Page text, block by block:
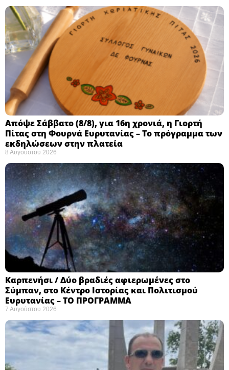
Απόψε Σάββατο (8/8), για 16η χρονιά, η Γιορτή
Πίτας στη Φουρνά Ευρυτανίας – Το πρόγραμμα των
εκδηλώσεων στην πλατεία
8 Αυγούστου 2026
Καρπενήσι / Δύο βραδιές αφιερωμένες στο
Σύμπαν, στο Κέντρο Ιστορίας και Πολιτισμού
Ευρυτανίας – ΤΟ ΠΡΟΓΡΑΜΜΑ
7 Αυγούστου 2026